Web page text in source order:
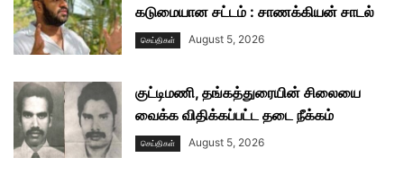
கடுமையான சட்டம் : சாணக்கியன் சாடல்
செய்திகள் August 5, 2026
குட்டிமணி, தங்கத்துரையின் சிலையை
வைக்க விதிக்கப்பட்ட தடை நீக்கம்
செய்திகள் August 5, 2026